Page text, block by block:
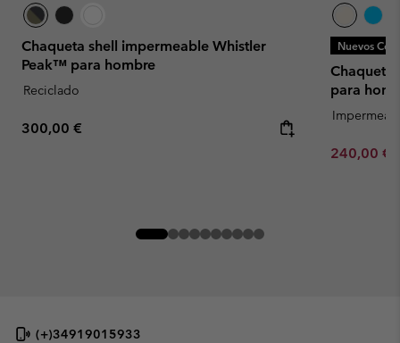
Chaqueta shell impermeable Whistler
Peak™ para hombre
Reciclado
Regular price:
300,00 €
Nuevos
Chaqueta
para
Minimum
240,00 €
(+)34919015933